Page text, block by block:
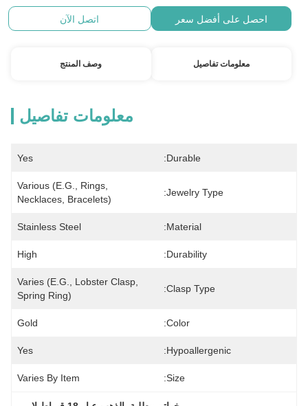
احصل على أفضل سعر اتصل الآن
معلومات تفاصيل وصف المنتج
معلومات تفاصيل
Durable:
Yes
Jewelry Type:
Various (e.g., Rings,
Necklaces, Bracelets)
Material:
Stainless Steel
Durability:
High
Clasp Type:
Varies (e.g., Lobster Clasp,
Spring Ring)
Color:
Gold
Hypoallergenic:
Yes
Size:
Varies By Item